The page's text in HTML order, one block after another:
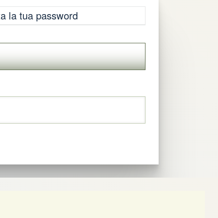
la tua password